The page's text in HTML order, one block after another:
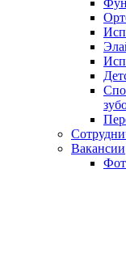
Вакансии